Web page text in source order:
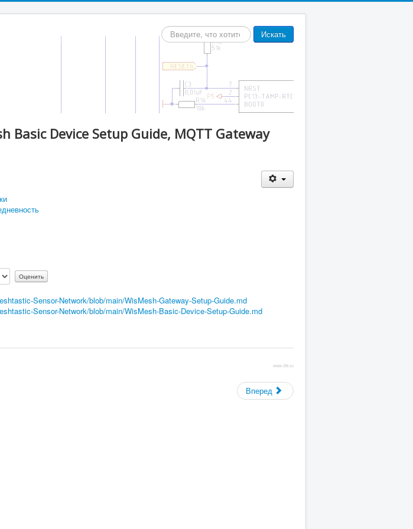
Искать... Искать
Basic Device Setup Guide, MQTT Gateway
Sensor-Network/blob/main/WisMesh-Gateway-Setup-Guide.md
Sensor-Network/blob/main/WisMesh-Basic-Device-Setup-Guide.md
www.38i.ru
Вперед